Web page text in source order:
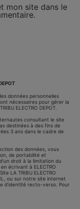
mon site dans le
données personnelles
nécessaires pour gérer la
ELECTRO DEPOT.
consultant le site
destinées à des fins de
3 ans dans le cadre de
des données, vous
de portabilité et
droit à la limitation du
écrivant à ELECTRO
LA TRIBU ELECTRO
ou sur notre site internet
d’identité recto-verso. Pour